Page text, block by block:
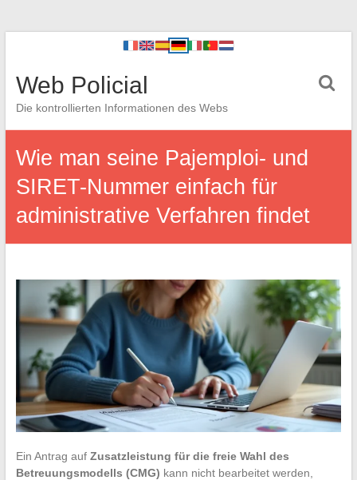
Web Policial
Die kontrollierten Informationen des Webs
Wie man seine Pajemploi- und
SIRET-Nummer einfach für
administrative Verfahren findet
Ein Antrag auf Zusatzleistung für die freie Wahl des
Betreuungsmodells (CMG) kann nicht bearbeitet werden,